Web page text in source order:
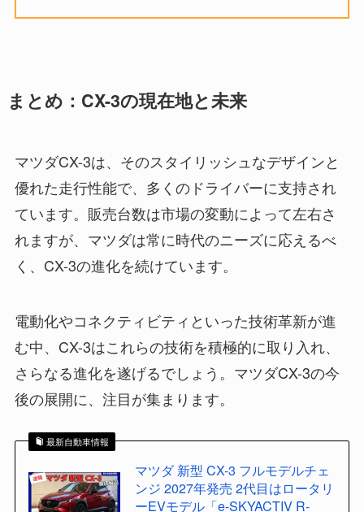
まとめ：CX-3の現在地と未来
マツダCX-3は、そのスタイリッシュなデザインと
優れた走行性能で、多くのドライバーに支持され
ています。販売台数は市場の変動によって左右さ
れますが、マツダは常に時代のニーズに応えるべ
く、CX-3の進化を続けています。
電動化やコネクティビティといった技術革新が進
む中、CX-3はこれらの技術を積極的に取り入れ、
さらなる進化を遂げるでしょう。マツダCX-3の今
後の展開に、注目が集まります。
最新自動車情報
マツダ 新型 CX-3 フルモデルチェ
ンジ 2027年発売 2代目はロータリ
ーEVモデル「e-SKYACTIV R-